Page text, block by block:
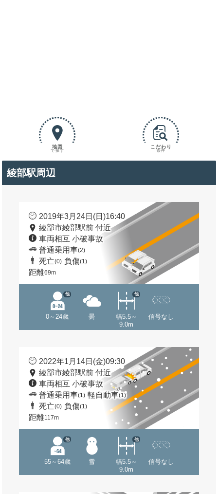
地図
で探す
こだわり
条件
綾部駅周辺
2019年3月24日(日)16:40
綾部市綾部駅前 付近
車両相互 小破事故
普通乗用車(2)
死亡(0) 負傷(1)
距離69m
0～24歳
他
曇
幅5.5～
9.0m
他
信号なし
2022年1月14日(金)09:30
綾部市綾部駅前 付近
車両相互 小破事故
普通乗用車(1) 軽自動車(1)
死亡(0) 負傷(1)
距離117m
55～64歳
他
雪
幅5.5～
9.0m
他
信号なし